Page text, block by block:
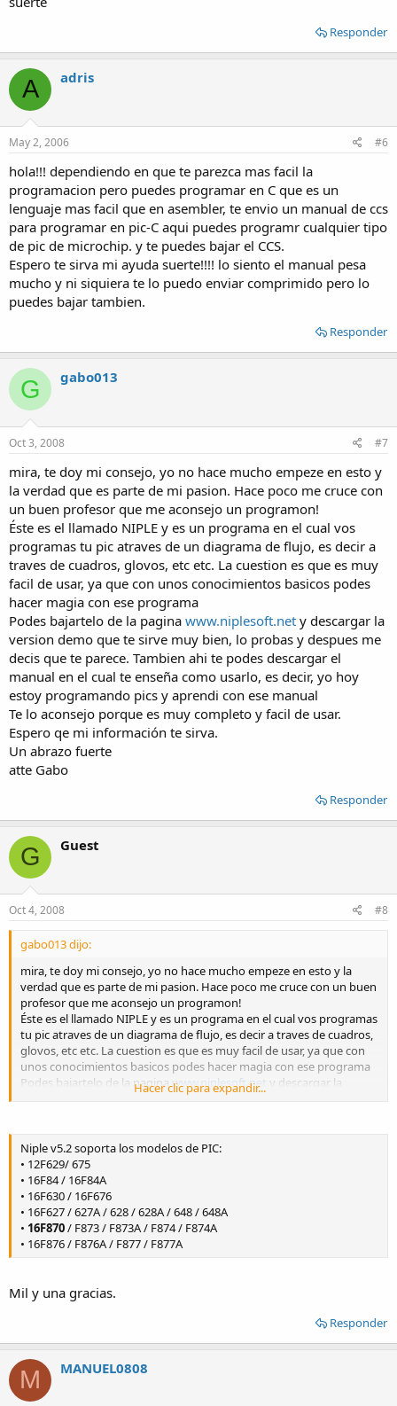
Responder
A adris
May 2, 2006 #6
hola!!! dependiendo en que te parezca mas facil la
programacion pero puedes programar en C que es un
lenguaje mas facil que en asembler, te envio un manual de ccs
para programar en pic-C aqui puedes programr cualquier tipo
de pic de microchip. y te puedes bajar el CCS.
Espero te sirva mi ayuda suerte!!!! lo siento el manual pesa
mucho y ni siquiera te lo puedo enviar comprimido pero lo
puedes bajar tambien.
Responder
G gabo013
Oct 3, 2008 #7
mira, te doy mi consejo, yo no hace mucho empeze en esto y
la verdad que es parte de mi pasion. Hace poco me cruce con
un buen profesor que me aconsejo un programon!
Éste es el llamado NIPLE y es un programa en el cual vos
programas tu pic atraves de un diagrama de flujo, es decir a
traves de cuadros, glovos, etc etc. La cuestion es que es muy
facil de usar, ya que con unos conocimientos basicos podes
hacer magia con ese programa
Podes bajartelo de la pagina www.niplesoft.net y descargar la
version demo que te sirve muy bien, lo probas y despues me
decis que te parece. Tambien ahi te podes descargar el
manual en el cual te enseña como usarlo, es decir, yo hoy
estoy programando pics y aprendi con ese manual
Te lo aconsejo porque es muy completo y facil de usar.
Espero qe mi información te sirva.
Un abrazo fuerte
atte Gabo
Responder
G Guest
Oct 4, 2008 #8
gabo013 dijo:
mira, te doy mi consejo, yo no hace mucho empeze en esto y la
verdad que es parte de mi pasion. Hace poco me cruce con un buen
profesor que me aconsejo un programon!
Éste es el llamado NIPLE y es un programa en el cual vos programas
tu pic atraves de un diagrama de flujo, es decir a traves de cuadros,
glovos, etc etc. La cuestion es que es muy facil de usar, ya que con
unos conocimientos basicos podes hacer magia con ese programa
Podes bajartelo de la paginawww.niplesoft.net y descargar la
version demo que te sirve muy bien, lo probas y despues me decis
aprendi con ese manual
Te lo aconsejo porque es muy completo y facil de usar.
Espero qe mi información te sirva.
Un abrazo fuerte
atte Gabo
Hacer clic para expandir...
Niple v5.2 soporta los modelos de PIC:
• 12F629/ 675
• 16F84 / 16F84A
• 16F630 / 16F676
• 16F627 / 627A / 628 / 628A / 648 / 648A
• 16F870/ F873 / F873A / F874 / F874A
• 16F876 / F876A / F877 / F877A
Mil y una gracias.
Responder
M MANUEL0808